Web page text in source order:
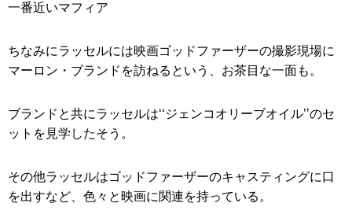
一番近いマフィア
ちなみにラッセルには映画ゴッドファーザーの撮影現場に
マーロン・ブランドを訪ねるという、お茶目な一面も。
ブランドと共にラッセルは‘‘ジェンコオリーブオイル’’のセ
ットを見学したそう。
その他ラッセルはゴッドファーザーのキャスティングに口
を出すなど、色々と映画に関連を持っている。